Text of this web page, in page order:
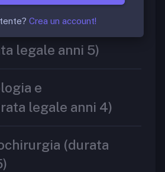
e Rianimazione e
legale anni 5)
e
legale anni 4)
(durata
Crea un account!